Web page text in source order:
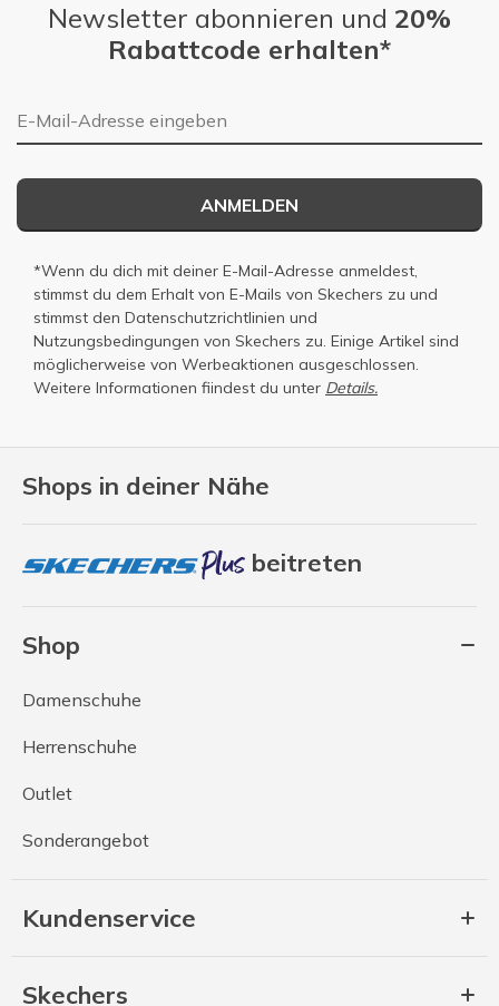
Shops in deiner Nähe
beitreten
Shop
Damenschuhe
Herrenschuhe
Outlet
Sonderangebot
Kundenservice
Skechers
Newsletter abonnieren und 20%
Rabattcode erhalten*
E-Mail-Adresse
ANMELDEN
*Wenn du dich mit deiner E-Mail-Adresse anmeldest,
stimmst du dem Erhalt von E-Mails von Skechers zu und
stimmst den Datenschutzrichtlinien und
Nutzungsbedingungen von Skechers zu. Einige Artikel sind
möglicherweise von Werbeaktionen ausgeschlossen.
Weitere Informationen fiindest du unter Details.